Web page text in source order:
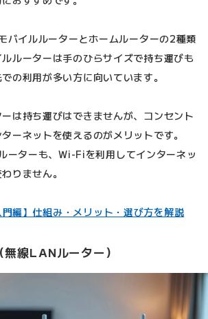
バイルルーターとホームルーターの2種類
ルーターは手のひらサイズで持ち運びも
の利用が多い方に向いています。
は持ち運びはできませんが、コンセント
ーネットを使えるのがメリットです。
ーターも、Wi-Fiを利用してインターネッ
りません。
編】仕組み・メリット・選び方を解説
線LANルーター）